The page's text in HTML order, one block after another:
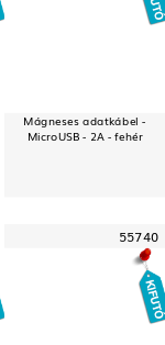
Mágneses adatkábel -
MicroUSB - 2A - fehér
55740